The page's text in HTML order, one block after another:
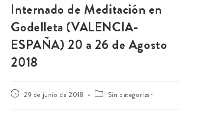
Internado de Meditación en
Godelleta (VALENCIA-
ESPAÑA) 20 a 26 de Agosto
2018
29 de junio de 2018 Sin categorizar